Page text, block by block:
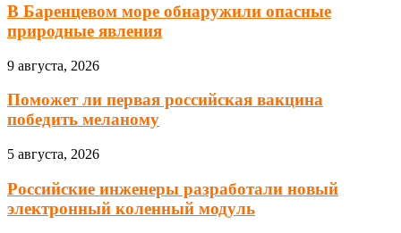
В Баренцевом море обнаружили опасные
природные явления
9 августа, 2026
Поможет ли первая российская вакцина
победить меланому
5 августа, 2026
Российские инженеры разработали новый
электронный коленный модуль